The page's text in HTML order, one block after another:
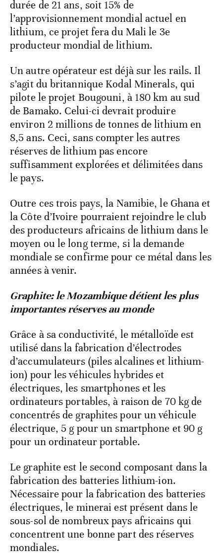
durée de 21 ans, soit 15% de
l’approvisionnement mondial actuel en
lithium, ce projet fera du Mali le 3e
producteur mondial de lithium.
Un autre opérateur est déjà sur les rails. Il
s’agit du britannique Kodal Minerals, qui
pilote le projet Bougouni, à 180 km au sud
de Bamako. Celui-ci devrait produire
environ 2 millions de tonnes de lithium en
8,5 ans. Ceci, sans compter les autres
réserves de lithium pas encore
suffisamment explorées et délimitées dans
le pays.
Outre ces trois pays, la Namibie, le Ghana et
la Côte d’Ivoire pourraient rejoindre le club
des producteurs africains de lithium dans le
moyen ou le long terme, si la demande
mondiale se confirme pour ce métal dans les
années à venir.
Graphite: le Mozambique détient les plus
importantes réserves au monde
Grâce à sa conductivité, le métalloïde est
utilisé dans la fabrication d’électrodes
d’accumulateurs (piles alcalines et lithium-
ion) pour les véhicules hybrides et
électriques, les smartphones et les
ordinateurs portables, à raison de 70 kg de
concentrés de graphites pour un véhicule
électrique, 5 g pour un smartphone et 90 g
pour un ordinateur portable.
Le graphite est le second composant dans la
fabrication des batteries lithium-ion.
Nécessaire pour la fabrication des batteries
électriques, le minerai est présent dans le
sous-sol de nombreux pays africains qui
concentrent une bonne part des réserves
mondiales.